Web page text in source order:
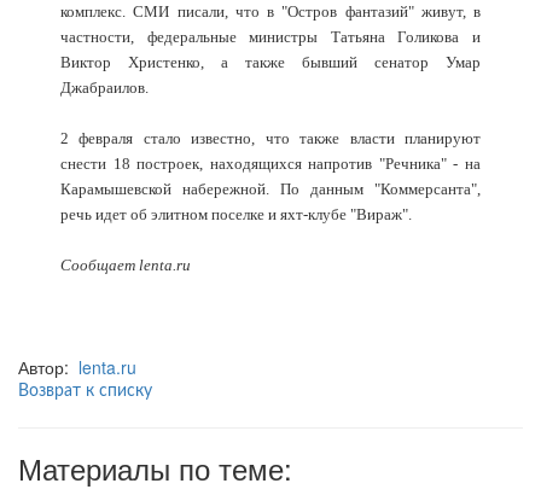
комплекс. СМИ писали, что в "Остров фантазий" живут, в
частности, федеральные министры Татьяна Голикова и
Виктор Христенко, а также бывший сенатор Умар
Джабраилов.
2 февраля стало известно, что также власти планируют
снести 18 построек, находящихся напротив "Речника" - на
Карамышевской набережной. По данным "Коммерсанта",
речь идет об элитном поселке и яхт-клубе "Вираж".
Сообщает lenta.ru
Автор: lenta.ru
Возврат к списку
Материалы по теме: